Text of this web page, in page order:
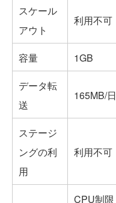
スケール
アウト
利用不可
容量
1GB
データ転
送
165MB/日
ステージ
ングの利
用
利用不可
CPU制限